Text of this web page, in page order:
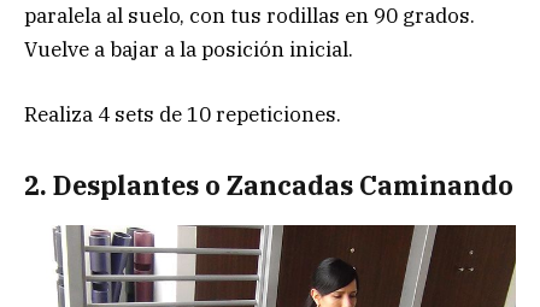
paralela al suelo, con tus rodillas en 90 grados.
Vuelve a bajar a la posición inicial.
Realiza 4 sets de 10 repeticiones.
2. Desplantes o Zancadas Caminando